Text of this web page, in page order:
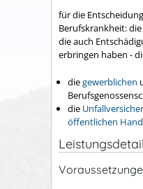
für die
Berufskrankheit:
die auch
erbringen haben -
diegewerblichen
die
öffentlichen Hand